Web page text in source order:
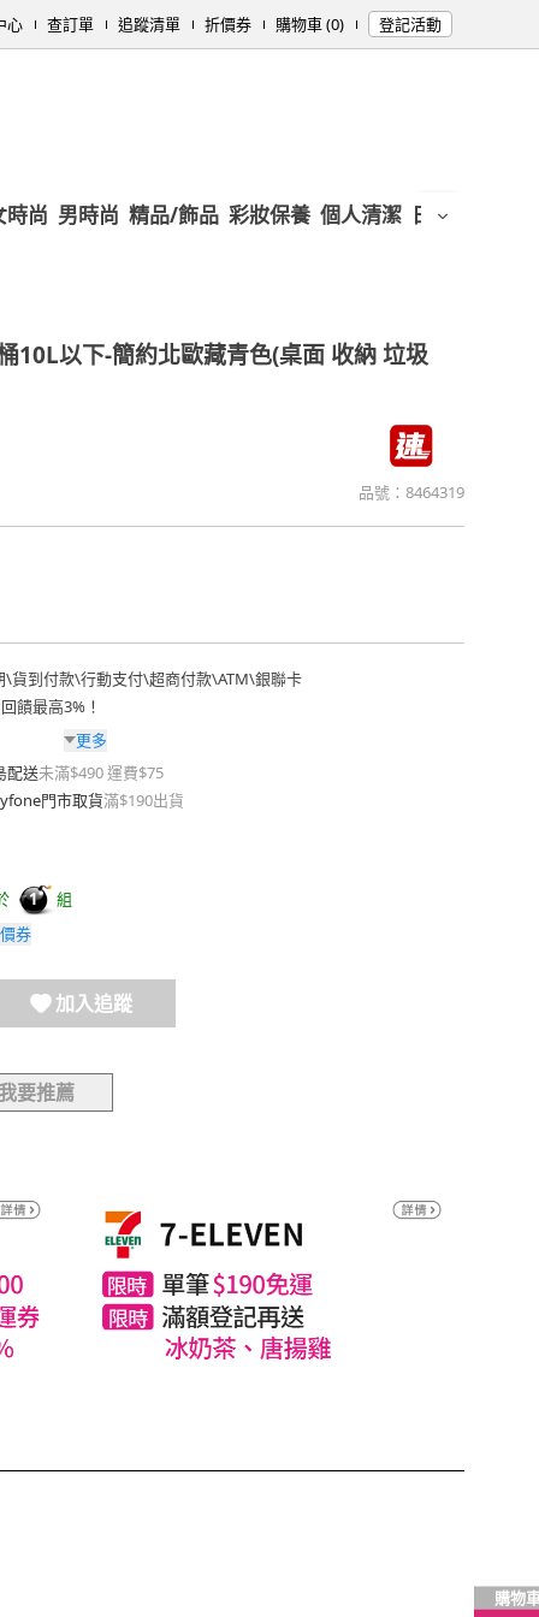
心 查訂單 追蹤清單 折價券 購物車 (0) 登記活動
時尚 男時尚 精品/飾品 彩妝保養 個人清潔 日用/紙品
10L以下-簡約北歐藏青色(桌面 收納 垃圾
品號： 8464319
\貨到付款\行動支付\超商付款\ATM\銀聯卡
饋最高3%！
更多
配送未滿$490 運費$75
門市取貨滿$190出貨
1
組
券
加入追蹤
要推薦
購物